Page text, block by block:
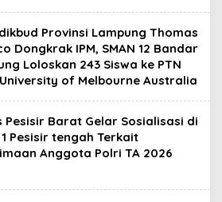
Provinsi Lampung Thomas
Dongkrak IPM, SMAN 12 Bandar
Loloskan 243 Siswa ke PTN
of Melbourne Australia
Pesisir Barat Gelar Sosialisasi di
1 Pesisir tengah Terkait
Anggota Polri TA 2026